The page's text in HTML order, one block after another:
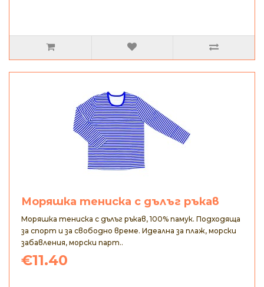
Моряшка тениска с дълъг ръкав
Моряшка тениска с дълъг ръкав, 100% памук. Подходяща
за спорт и за свободно време. Идеална за плаж, морски
забавления, морски парт..
€11.40